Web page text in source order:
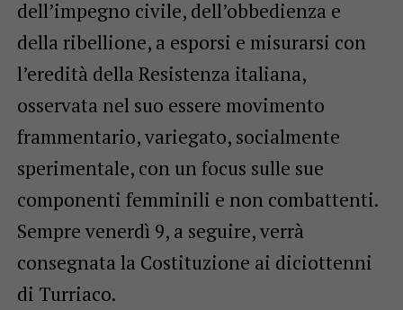
dell’impegno civile, dell’obbedienza e
della ribellione, a esporsi e misurarsi con
l’eredità della Resistenza italiana,
osservata nel suo essere movimento
frammentario, variegato, socialmente
sperimentale, con un focus sulle sue
componenti femminili e non combattenti.
Sempre venerdì 9, a seguire, verrà
consegnata la Costituzione ai diciottenni
di Turriaco.